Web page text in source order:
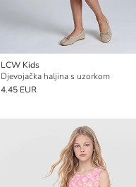
LCW Kids
Djevojačka haljina s uzorkom
4.45 EUR